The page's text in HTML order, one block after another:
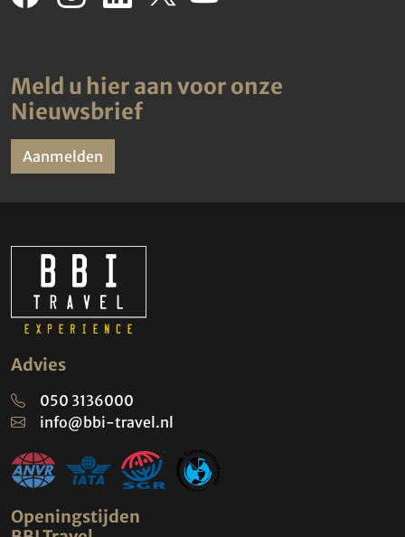
Meld u hier aan voor onze
Nieuwsbrief
Aanmelden
Advies
050 3136000
info@bbi-travel.nl
Openingstijden